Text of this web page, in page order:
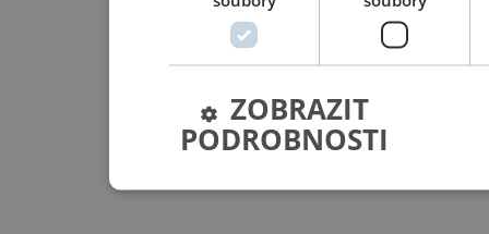
ZOBRAZIT
PODROBNOSTI